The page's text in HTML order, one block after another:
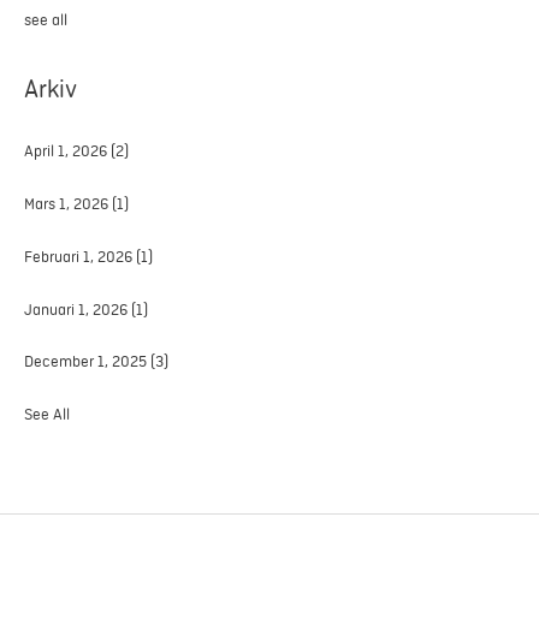
see all
Arkiv
April 1, 2026 (2)
Mars 1, 2026 (1)
Februari 1, 2026 (1)
Januari 1, 2026 (1)
December 1, 2025 (3)
See All